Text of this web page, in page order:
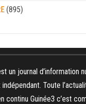
(895)
un journal d’information
Toute
continu Guinée3 c’est